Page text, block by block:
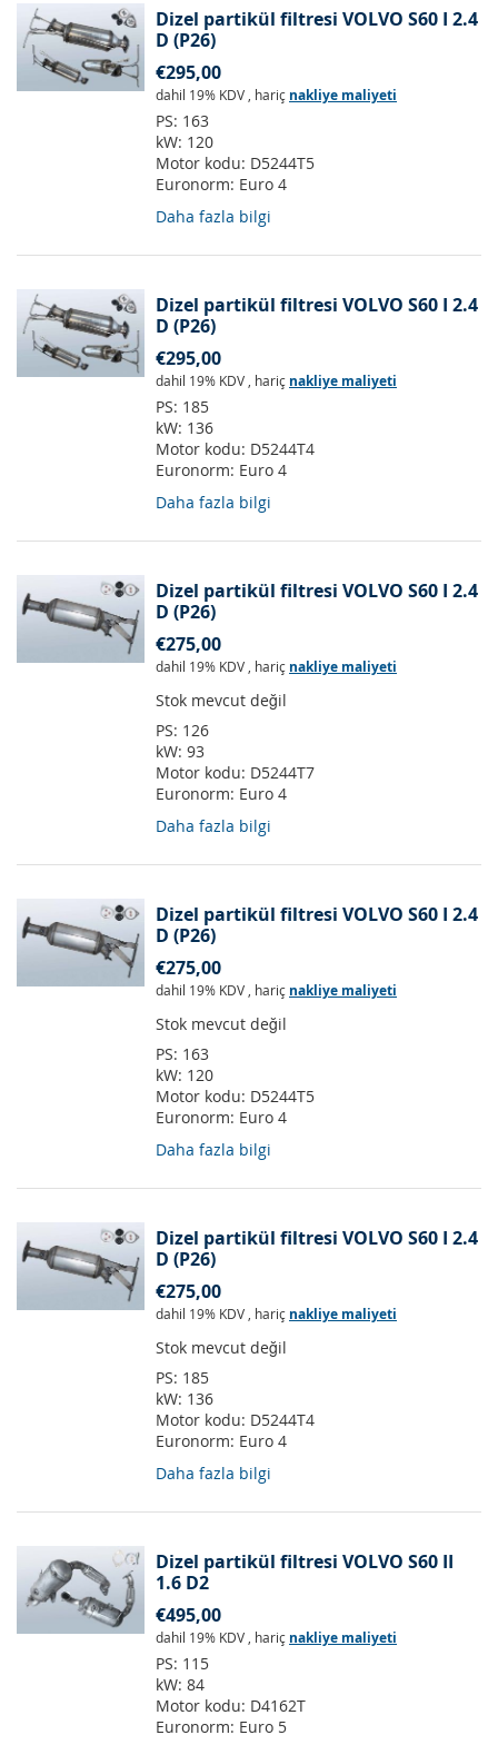
Dizel partikül filtresi VOLVO S60 I 2.4
D (P26)
€295,00
dahil 19% KDV , hariç nakliye maliyeti
PS: 163
kW: 120
Motor kodu: D5244T5
Euronorm: Euro 4
Daha fazla bilgi
Dizel partikül filtresi VOLVO S60 I 2.4
D (P26)
€295,00
dahil 19% KDV , hariç nakliye maliyeti
PS: 185
kW: 136
Motor kodu: D5244T4
Euronorm: Euro 4
Daha fazla bilgi
Dizel partikül filtresi VOLVO S60 I 2.4
D (P26)
€275,00
dahil 19% KDV , hariç nakliye maliyeti
Stok mevcut değil
PS: 126
kW: 93
Motor kodu: D5244T7
Euronorm: Euro 4
Daha fazla bilgi
Dizel partikül filtresi VOLVO S60 I 2.4
D (P26)
€275,00
dahil 19% KDV , hariç nakliye maliyeti
Stok mevcut değil
PS: 163
kW: 120
Motor kodu: D5244T5
Euronorm: Euro 4
Daha fazla bilgi
Dizel partikül filtresi VOLVO S60 I 2.4
D (P26)
€275,00
dahil 19% KDV , hariç nakliye maliyeti
Stok mevcut değil
PS: 185
kW: 136
Motor kodu: D5244T4
Euronorm: Euro 4
Daha fazla bilgi
Dizel partikül filtresi VOLVO S60 II
1.6 D2
€495,00
dahil 19% KDV , hariç nakliye maliyeti
PS: 115
kW: 84
Motor kodu: D4162T
Euronorm: Euro 5